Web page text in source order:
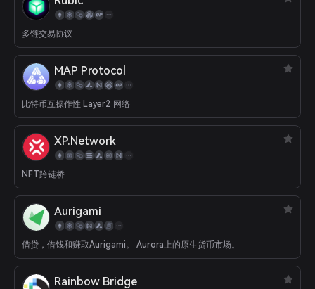
多链交易协议
MAP Protocol
比特币互操作性 Layer2 网络
XP.Network
NFT跨链桥
Aurigami
借贷，借钱和赚取Aurigami。 Aurora上的原生货币市场。
Rainbow Bridge